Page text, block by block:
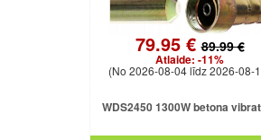
79.95 €89.99 €
Atlaide: -11%
(No 2026-08-04 līdz 2026-08-
WDS2450 1300W betona